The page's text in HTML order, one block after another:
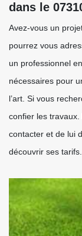
dans le
Avez-vous un
pourrez vous
un professionnel
nécessaires pour
l’art. Si vous
confier les
contacter et de lui
découvrir ses tarifs.